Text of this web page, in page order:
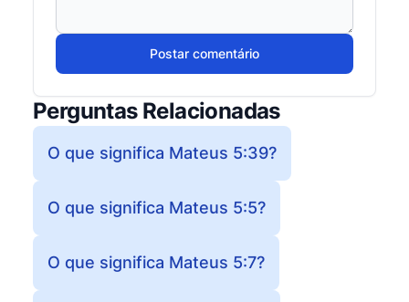
Postar comentário
Perguntas Relacionadas
O que significa Mateus 5:39?
O que significa Mateus 5:5?
O que significa Mateus 5:7?